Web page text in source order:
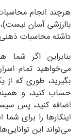
هرچند انجام
باارزشی آسان
داشته محاسبات ذهنی
بنابراین اگر شما
می‌خواهید تمام
بگیرید، طوری که
حساب کنید، و
اضافه کنید، پس
اینکارها را برای شما
می‌تواند این